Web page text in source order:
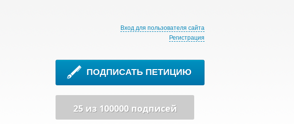
Вход для пользователя сайта
Регистрация
ПОДПИСАТЬ ПЕТИЦИЮ
25 из 100000 подписей